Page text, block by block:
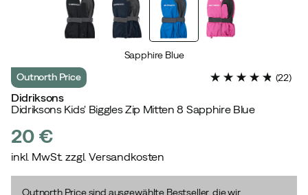
Sapphire Blue
Outnorth Price (22)
Didriksons
Didriksons Kids' Biggles Zip Mitten 8 Sapphire Blue
price
20 €
inkl. MwSt. zzgl. Versandkosten
Outnorth Price sind ausgewählte Bestseller, die wir